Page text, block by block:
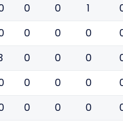
0 0 1
0 0 0
0 0 0
0 0 0
0 0 0